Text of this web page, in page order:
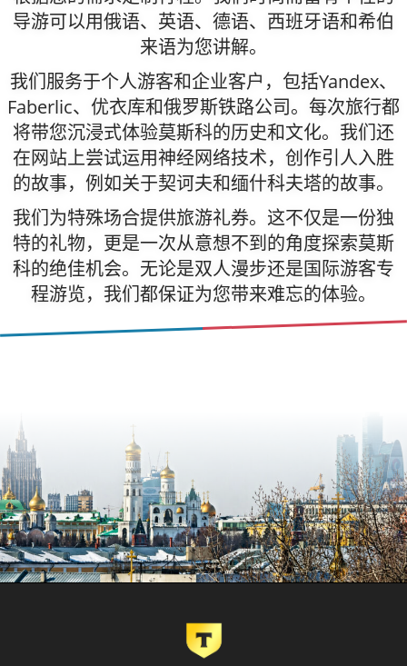
导游可以用俄语、英语、德语、西班牙语和希伯
来语为您讲解。
我们服务于个人游客和企业客户，包括Yandex、
Faberlic、优衣库和俄罗斯铁路公司。每次旅行都
将带您沉浸式体验莫斯科的历史和文化。我们还
在网站上尝试运用神经网络技术，创作引人入胜
的故事，例如关于契诃夫和缅什科夫塔的故事。
我们为特殊场合提供旅游礼券。这不仅是一份独
特的礼物，更是一次从意想不到的角度探索莫斯
科的绝佳机会。无论是双人漫步还是国际游客专
程游览，我们都保证为您带来难忘的体验。